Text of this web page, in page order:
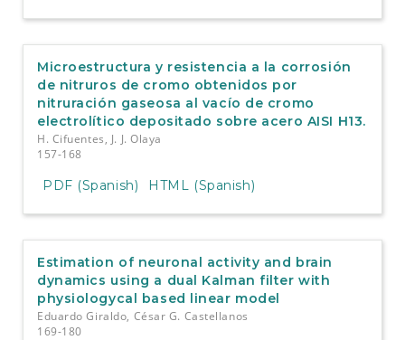
Microestructura y resistencia a la corrosión
de nitruros de cromo obtenidos por
nitruración gaseosa al vacío de cromo
electrolítico depositado sobre acero AISI H13.
H. Cifuentes, J. J. Olaya
157-168
PDF (Spanish) HTML (Spanish)
Estimation of neuronal activity and brain
dynamics using a dual Kalman filter with
physiologycal based linear model
Eduardo Giraldo, César G. Castellanos
169-180